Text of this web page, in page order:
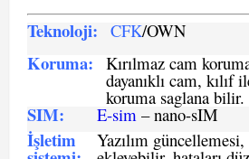
Teknoloji: CFK/OWN
Koruma: Kırılmaz cam
dayanıklı cam, kılıf
koruma saglana bilir.
SIM: E-sim – nano-sIM
İşletim Yazılım